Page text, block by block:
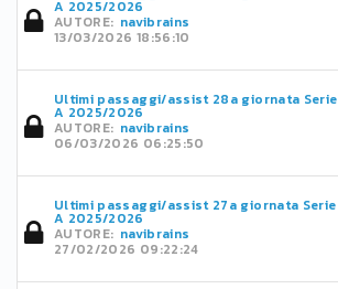
A 2025/2026
AUTORE: navibrains
13/03/2026 18:56:10
Ultimi passaggi/assist 28a giornata Serie
A 2025/2026
AUTORE: navibrains
06/03/2026 06:25:50
Ultimi passaggi/assist 27a giornata Serie
A 2025/2026
AUTORE: navibrains
27/02/2026 09:22:24